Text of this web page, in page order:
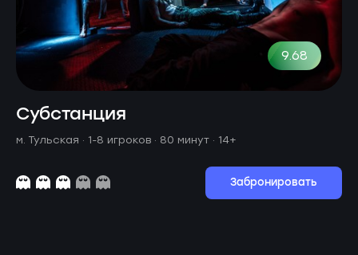
9.68
Субстанция
м. Тульская · 1-8 игроков · 80 минут · 14+
Забронировать